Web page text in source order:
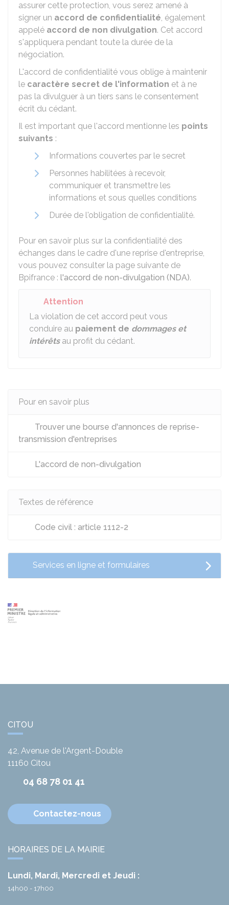
assurer cette protection, vous serez amené à
signer un accord de confidentialité, également
appelé accord de non divulgation. Cet accord
s'appliquera pendant toute la durée de la
négociation.
L'accord de confidentialité vous oblige à maintenir
le caractère secret de l'information et à ne
pas la divulguer à un tiers sans le consentement
écrit du cédant.
Il est important que l'accord mentionne les points
suivants :
Informations couvertes par le secret
Personnes habilitées à recevoir,
communiquer et transmettre les
informations et sous quelles conditions
Durée de l'obligation de confidentialité.
Pour en savoir plus sur la confidentialité des
échanges dans le cadre d'une reprise d'entreprise,
vous pouvez consulter la page suivante de
Bpifrance : l'accord de non-divulgation (NDA).
Attention
La violation de cet accord peut vous
conduire au paiement de dommages et
intérêtsau profit du cédant.
Pour en savoir plus
Trouver une bourse d'annonces de reprise-
transmission d'entreprises
L'accord de non-divulgation
Textes de référence
Code civil : article 1112-2
Services en ligne et formulaires
CITOU
42, Avenue de l'Argent-Double
11160 Citou
04 68 78 01 41
Contactez-nous
HORAIRES DE LA MAIRIE
Lundi, Mardi, Mercredi et Jeudi :
14h00 - 17h00